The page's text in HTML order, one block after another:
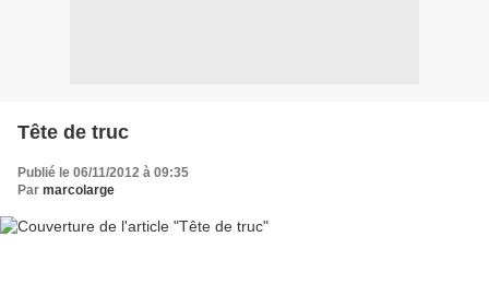
Tête de truc
Publié le 06/11/2012 à 09:35
Par marcolarge